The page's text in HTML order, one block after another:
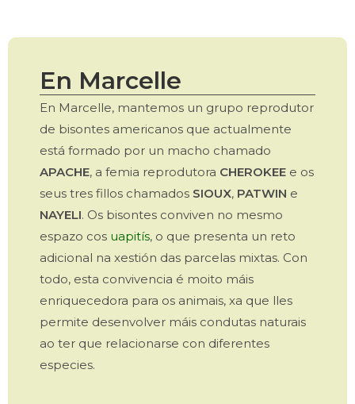
En Marcelle
En Marcelle, mantemos un grupo reprodutor
de bisontes americanos que actualmente
está formado por un macho chamado
APACHE, a femia reprodutora CHEROKEE e os
seus tres fillos chamados SIOUX, PATWIN e
NAYELI. Os bisontes conviven no mesmo
espazo cos uapitís, o que presenta un reto
adicional na xestión das parcelas mixtas. Con
todo, esta convivencia é moito máis
enriquecedora para os animais, xa que lles
permite desenvolver máis condutas naturais
ao ter que relacionarse con diferentes
especies.